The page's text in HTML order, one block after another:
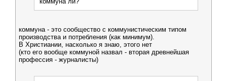
коммуна - это сообщество с коммунистическим типом
производства и потребления (как минимум).
В Христиании, насколько я знаю, этого нет
(кто его вообще коммуной назвал - вторая древнейшая
профессия - журналисты)